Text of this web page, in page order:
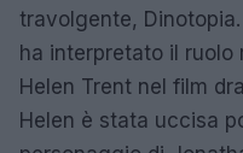
travolgente,
ha interpretato il
Helen Trent nel film
Helen è stata uccisa